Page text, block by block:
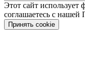
Этот сайт
соглашаетесь с
Принять cookie